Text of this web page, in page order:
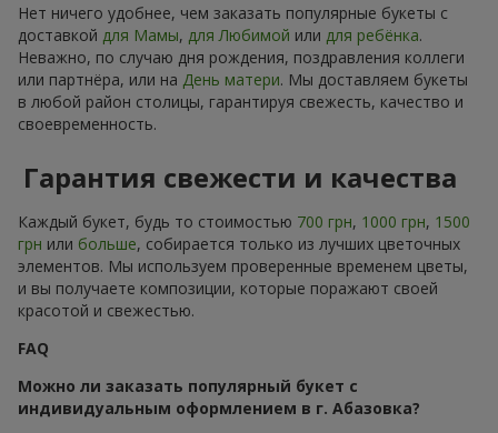
Нет ничего удобнее, чем заказать популярные букеты с
доставкой для Мамы, для Любимой или для ребёнка.
Неважно, по случаю дня рождения, поздравления коллеги
или партнёра, или на День матери. Мы доставляем букеты
в любой район столицы, гарантируя свежесть, качество и
своевременность.
Гарантия свежести и качества
Каждый букет, будь то стоимостью 700 грн, 1000 грн, 1500
грн или больше, собирается только из лучших цветочных
элементов. Мы используем проверенные временем цветы,
и вы получаете композиции, которые поражают своей
красотой и свежестью.
FAQ
Можно ли заказать популярный букет с
индивидуальным оформлением в г. Абазовка?